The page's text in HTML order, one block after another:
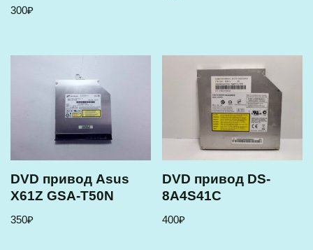
300₽
DVD привод Asus
X61Z GSA-T50N
350₽
DVD привод DS-
8A4S41C
400₽